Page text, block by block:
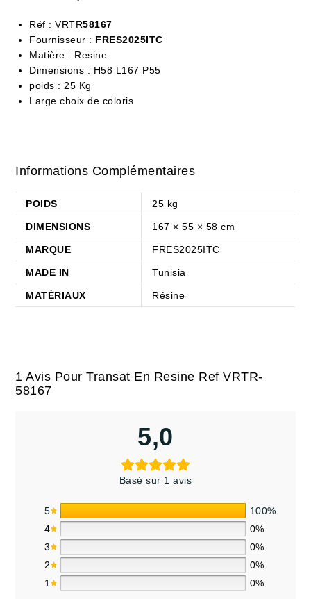
Réf :VRTR58167
Fournisseur : FRES2025ITC
Matière : Resine
Dimensions : H58 L167 P55
poids : 25 Kg
Large choix de coloris
Informations Complémentaires
POIDS 25 kg
DIMENSIONS 167 × 55 × 58 cm
MARQUE FRES2025ITC
MADE IN Tunisia
MATÉRIAUX Résine
1 Avis PourTransat En Resine Ref VRTR-
58167
5,0
Basé sur 1 avis
5
100%
4
0%
3
0%
2
0%
1
0%